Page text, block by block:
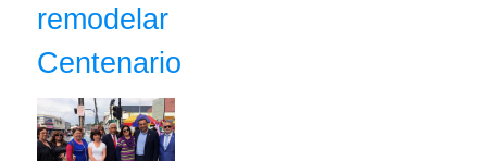
remodelar
Centenario